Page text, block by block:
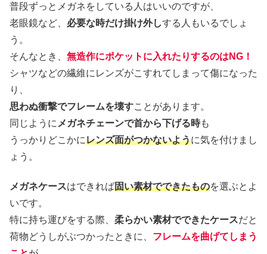
普段ずっとメガネをしている人はいいのですが、
老眼鏡など、 必要な時だけ掛け外しする人もいるでしょ
う。
そんなとき、 無造作にポケットに入れたりするのはNG！
シャツなどの繊維にレンズがこすれてしまって傷になった
り、
思わぬ衝撃でフレームを壊すことがあります。
同じように メガネチェーンで首から下げる時も
うっかりどこかにレンズ面がつかないように気を付けまし
ょう。
メガネケースはできれば固い素材でできたものを選ぶとよ
いです。
特に持ち運びをする際、 柔らかい素材でできたケースだと
荷物どうしがぶつかったときに、 フレームを曲げてしまう